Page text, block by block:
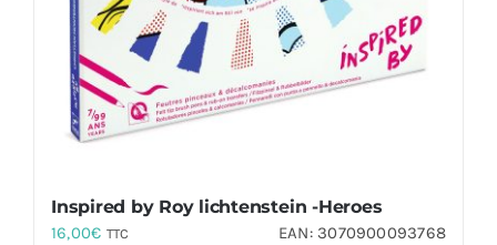
Inspired by Roy lichtenstein -Heroes
16,00€ TTC EAN:3070900093768